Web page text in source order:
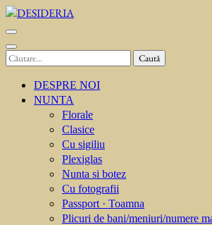
Sari
la
conținut
(apasă
Caută
DESPRE NOI
NUNTA
Florale
Clasice
Cu sigiliu
Plexiglas
Nunta si botez
Cu fotografii
Passport · Toamna
Plicuri de bani/meniuri/numere